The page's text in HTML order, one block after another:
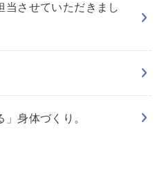
当させていただきまし
身体づくり。